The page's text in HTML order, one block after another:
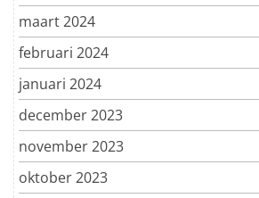
maart 2024
februari 2024
januari 2024
december 2023
november 2023
oktober 2023